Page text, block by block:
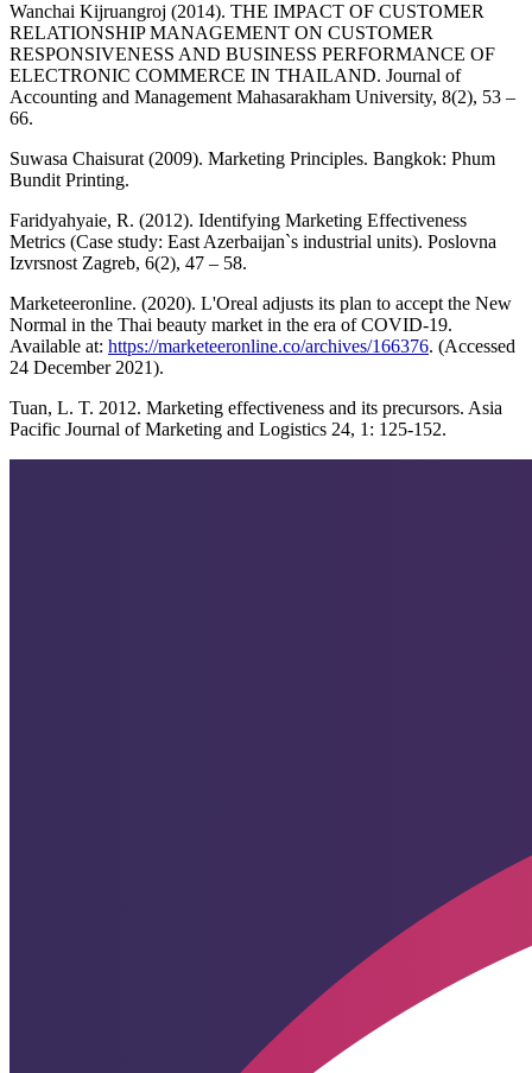
Wanchai Kijruangroj (2014). THE IMPACT OF CUSTOMER
RELATIONSHIP MANAGEMENT ON CUSTOMER
RESPONSIVENESS AND BUSINESS PERFORMANCE OF
ELECTRONIC COMMERCE IN THAILAND. Journal of
Accounting and Management Mahasarakham University, 8(2), 53 –
66.
Suwasa Chaisurat (2009). Marketing Principles. Bangkok: Phum
Bundit Printing.
Faridyahyaie, R. (2012). Identifying Marketing Effectiveness
Metrics (Case study: East Azerbaijan`s industrial units). Poslovna
Izvrsnost Zagreb, 6(2), 47 – 58.
Marketeeronline. (2020). L'Oreal adjusts its plan to accept the New
Normal in the Thai beauty market in the era of COVID-19.
Available at: https://marketeeronline.co/archives/166376. (Accessed
24 December 2021).
Tuan, L. T. 2012. Marketing effectiveness and its precursors. Asia
Pacific Journal of Marketing and Logistics 24, 1: 125-152.